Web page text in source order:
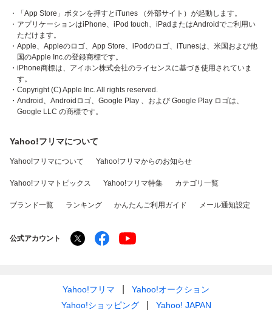
・「App Store」ボタンを押すとiTunes （外部サイト）が起動します。
・アプリケーションはiPhone、iPod touch、iPadまたはAndroidでご利用い
ただけます。
・Apple、Appleのロゴ、App Store、iPodのロゴ、iTunesは、米国および他
国のApple Inc.の登録商標です。
・iPhone商標は、アイホン株式会社のライセンスに基づき使用されていま
す。
・Copyright (C) Apple Inc. All rights reserved.
・Android、Androidロゴ、Google Play 、および Google Play ロゴは、
Google LLC の商標です。
Yahoo!フリマについて
Yahoo!フリマについて Yahoo!フリマからのお知らせ
Yahoo!フリマトピックス Yahoo!フリマ特集 カテゴリ一覧
ブランド一覧 ランキング かんたんご利用ガイド メール通知設定
公式アカウント
Yahoo!フリマ
Yahoo!オークション
Yahoo!ショッピング
Yahoo! JAPAN